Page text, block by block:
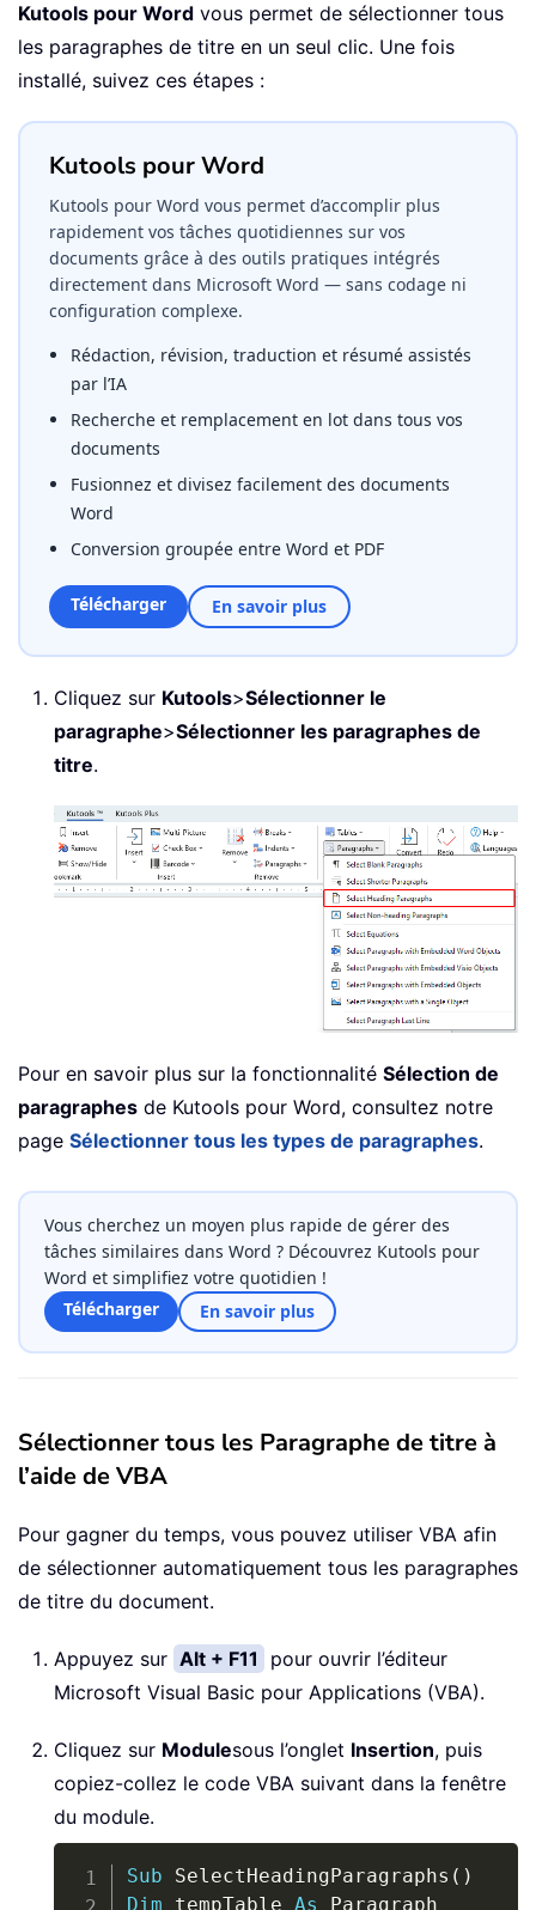
Kutools pour Word vous permet de sélectionner tous
les paragraphes de titre en un seul clic. Une fois
installé, suivez ces étapes :
Kutools pour Word
Kutools pour Word vous permet d’accomplir plus
rapidement vos tâches quotidiennes sur vos
documents grâce à des outils pratiques intégrés
directement dans Microsoft Word — sans codage ni
configuration complexe.
Rédaction, révision, traduction et résumé assistés
par l’IA
Recherche et remplacement en lot dans tous vos
documents
Fusionnez et divisez facilement des documents
Word
Conversion groupée entre Word et PDF
Télécharger En savoir plus
Cliquez sur Kutools>Sélectionner le
paragraphe>Sélectionner les paragraphes de
titre.
Pour en savoir plus sur la fonctionnalité Sélection de
paragraphes de Kutools pour Word, consultez notre
page Sélectionner tous les types de paragraphes.
Vous cherchez un moyen plus rapide de gérer des
tâches similaires dans Word ? Découvrez Kutools pour
Word et simplifiez votre quotidien !
Télécharger
En savoir plus
Sélectionner tous les Paragraphe de titre à
l’aide de VBA
Pour gagner du temps, vous pouvez utiliser VBA afin
de sélectionner automatiquement tous les paragraphes
de titre du document.
Appuyez sur Alt + F11
pour ouvrir l’éditeur
Microsoft Visual Basic pour Applications (VBA).
Cliquez sur Modulesous l’onglet Insertion, puis
copiez-collez le code VBA suivant dans la fenêtre
du module.
Sub SelectHeadingParagraphs ( )
Dim tempTable As Paragraph
Copy